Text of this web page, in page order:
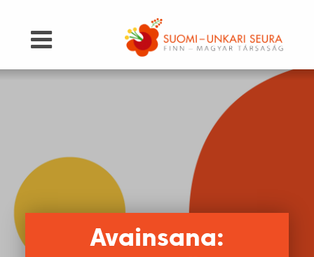
Avainsana: